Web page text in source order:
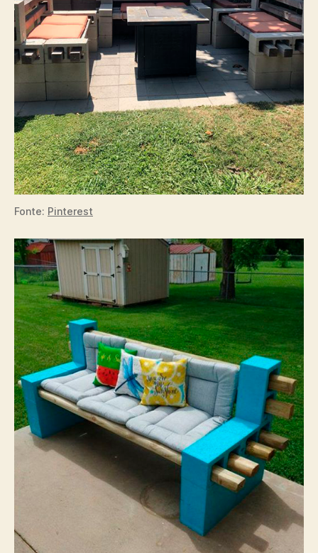
Fonte: Pinterest